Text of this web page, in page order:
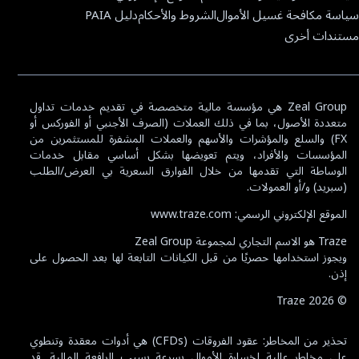
سياسة مكافحة غسيل الأموالالشروط والأحكامدليل PAIA
مستندات أخرى
Zeal Group هي مؤسسة مالية متخصصة في تقديم خدمات تداول
متعددة الأصول، بما في ذلك العملات (الصرف الأجنبي أو الفوركس أو
FX) والسلع والمؤشرات والأسهم والعملات المشفرة للمستثمرين من
المؤسسات والأفراد، ويتم تعويضها بشكل أساسي مقابل خدمات
الوساطة التي تقدمها من خلال الفوارق السعرية بي العرض/الطلب
(سبريد) و/أو العمولات.
الموقع الإلكتروني الرسمي: www.traze.com
Traze هو الاسم التجاري لمجموعة Zeal Group
ويجوز استخدامها حصريًا من قبل الكيانات التابعة لها بعد الحصول على
إذن.
©
2026
تحذير من المخاطر: عقود الفروقات (CFDs) هي أدوات معقدة وتنطوي